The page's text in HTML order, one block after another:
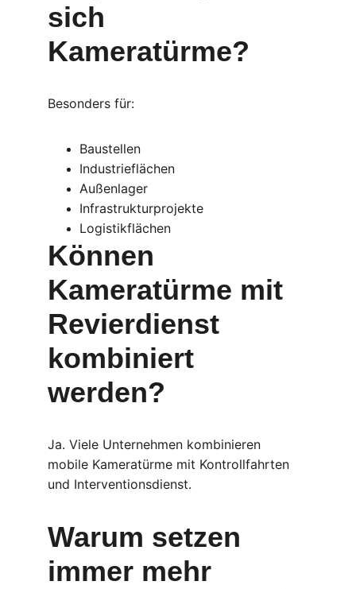
sich
Kameratürme?
Besonders für:
Baustellen
Industrieflächen
Außenlager
Infrastrukturprojekte
Logistikflächen
Können
Kameratürme mit
Revierdienst
kombiniert
werden?
Ja. Viele Unternehmen kombinieren
mobile Kameratürme mit Kontrollfahrten
und Interventionsdienst.
Warum setzen
immer mehr